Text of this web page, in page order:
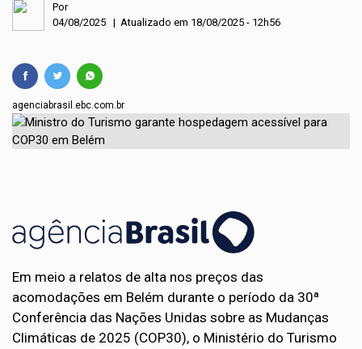
Por
04/08/2025 | Atualizado em 18/08/2025 - 12h56
agenciabrasil.ebc.com.br
Em meio a relatos de alta nos preços das
acomodações em Belém durante o período da 30ª
Conferência das Nações Unidas sobre as Mudanças
Climáticas de 2025 (COP30), o Ministério do Turismo